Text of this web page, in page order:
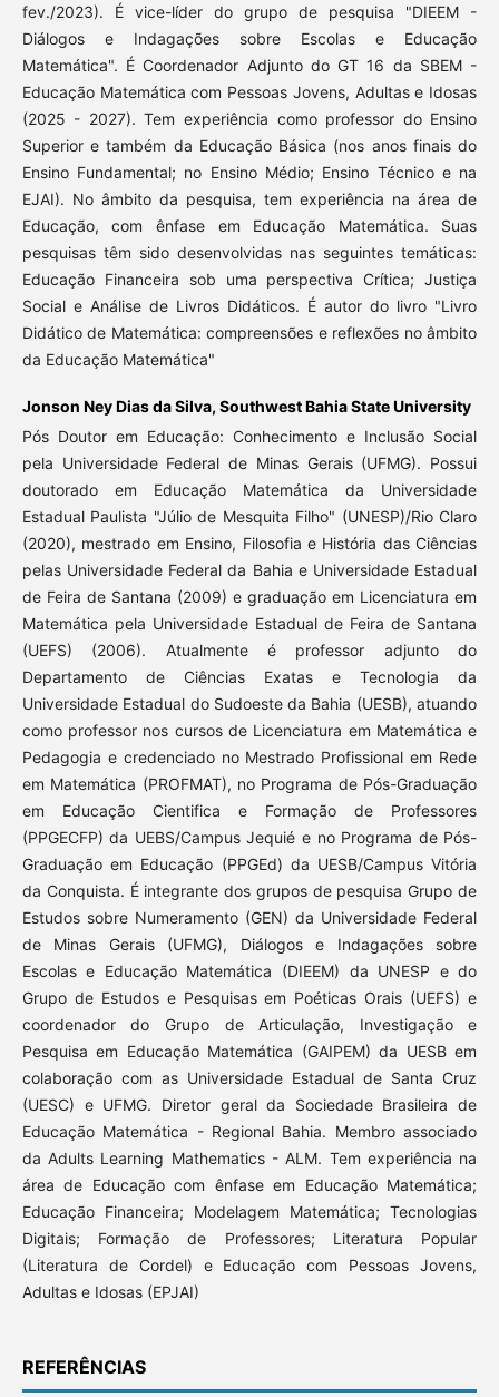
fev./2023). É vice-líder do grupo de pesquisa "DIEEM -
Diálogos e Indagações sobre Escolas e Educação
Matemática". É Coordenador Adjunto do GT 16 da SBEM -
Educação Matemática com Pessoas Jovens, Adultas e Idosas
(2025 - 2027). Tem experiência como professor do Ensino
Superior e também da Educação Básica (nos anos finais do
Ensino Fundamental; no Ensino Médio; Ensino Técnico e na
EJAI). No âmbito da pesquisa, tem experiência na área de
Educação, com ênfase em Educação Matemática. Suas
pesquisas têm sido desenvolvidas nas seguintes temáticas:
Educação Financeira sob uma perspectiva Crítica; Justiça
Social e Análise de Livros Didáticos. É autor do livro "Livro
Didático de Matemática: compreensões e reflexões no âmbito
da Educação Matemática"
Jonson Ney Dias da Silva, Southwest Bahia State University
Pós Doutor em Educação: Conhecimento e Inclusão Social
pela Universidade Federal de Minas Gerais (UFMG). Possui
doutorado em Educação Matemática da Universidade
Estadual Paulista "Júlio de Mesquita Filho" (UNESP)/Rio Claro
(2020), mestrado em Ensino, Filosofia e História das Ciências
pelas Universidade Federal da Bahia e Universidade Estadual
de Feira de Santana (2009) e graduação em Licenciatura em
Matemática pela Universidade Estadual de Feira de Santana
(UEFS) (2006). Atualmente é professor adjunto do
Departamento de Ciências Exatas e Tecnologia da
Universidade Estadual do Sudoeste da Bahia (UESB), atuando
como professor nos cursos de Licenciatura em Matemática e
Pedagogia e credenciado no Mestrado Profissional em Rede
em Matemática (PROFMAT), no Programa de Pós-Graduação
em Educação Cientifica e Formação de Professores
(PPGECFP) da UEBS/Campus Jequié e no Programa de Pós-
Graduação em Educação (PPGEd) da UESB/Campus Vitória
da Conquista. É integrante dos grupos de pesquisa Grupo de
Estudos sobre Numeramento (GEN) da Universidade Federal
de Minas Gerais (UFMG), Diálogos e Indagações sobre
Escolas e Educação Matemática (DIEEM) da UNESP e do
Grupo de Estudos e Pesquisas em Poéticas Orais (UEFS) e
coordenador do Grupo de Articulação, Investigação e
Pesquisa em Educação Matemática (GAIPEM) da UESB em
colaboração com as Universidade Estadual de Santa Cruz
(UESC) e UFMG. Diretor geral da Sociedade Brasileira de
Educação Matemática - Regional Bahia. Membro associado
da Adults Learning Mathematics - ALM. Tem experiência na
área de Educação com ênfase em Educação Matemática;
Educação Financeira; Modelagem Matemática; Tecnologias
Digitais; Formação de Professores; Literatura Popular
(Literatura de Cordel) e Educação com Pessoas Jovens,
Adultas e Idosas (EPJAI)
REFERÊNCIAS